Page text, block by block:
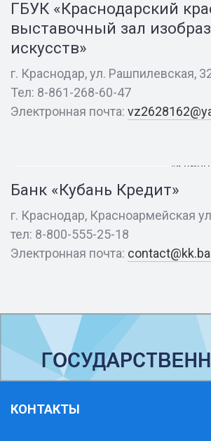
зал
ГБУК «Краснодарский
выставочный зал
искусств»
г. Краснодар, ул. Рашпилевская,
Тел: 8-861-268-60-47
Электронная почта:
Кредит»
Банк «Кубань Кредит»
г. Краснодар, Красноармейская
тел: 8-800-555-25-18
Электронная почта:
КОНТАКТЫ